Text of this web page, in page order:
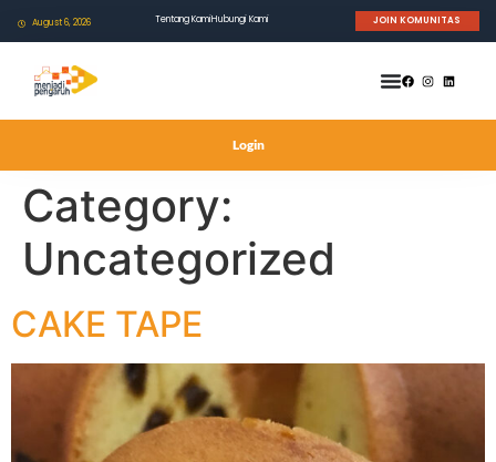
August 6, 2026 Tentang KamiHubungi Kami JOIN KOMUNITAS
Login
Category:
Uncategorized
CAKE TAPE